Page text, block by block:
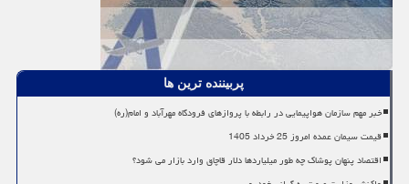
پربیننده ترین ها
خبر مهم سازمان هواپیمایی در رابطه با پروازهای فرودگاه مهرآباد و امام(ره)
قیمت سیمان عمده امروز 25 خرداد 1405
اقتصاد پنهان پوشاک چه طور میلیاردها دلار قاچاق وارد بازار می شود؟